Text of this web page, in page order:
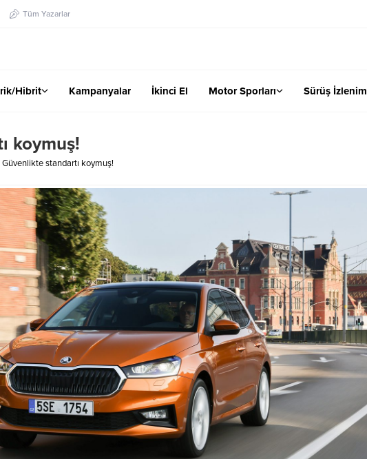
Tüm Yazarlar
Hibrit Kampanyalar İkinci El Motor Sporları Sürüş
koymuş!
Güvenlikte standartı koymuş!